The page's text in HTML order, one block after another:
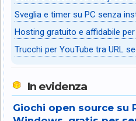
Sveglia e timer su PC senza
Hosting gratuito e affidabile
Trucchi per YouTube tra URL
In evidenza
Giochi open source su